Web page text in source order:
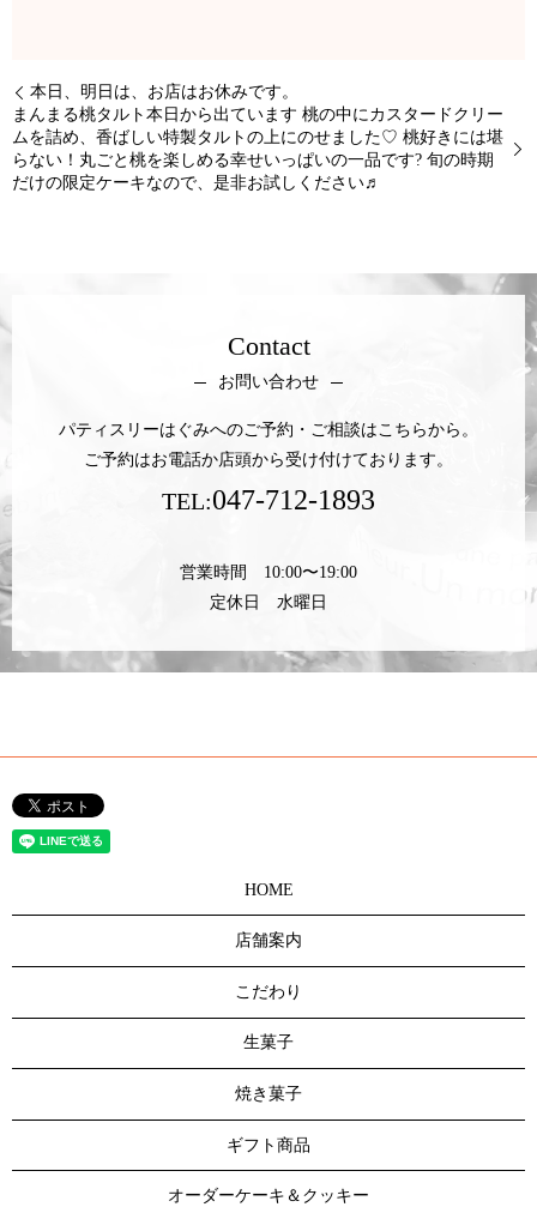
本日、明日は、お店はお休みです。
まんまる桃タルト本日から出ています 桃の中にカスタードクリー
ムを詰め、香ばしい特製タルトの上にのせました♡ 桃好きには堪
らない！丸ごと桃を楽しめる幸せいっぱいの一品です? 旬の時期
だけの限定ケーキなので、是非お試しください♬
Contact
お問い合わせ
パティスリーはぐみへのご予約・ご相談はこちらから。
ご予約はお電話か店頭から受け付けております。
TEL:047-712-1893
営業時間 10:00〜19:00
定休日 水曜日
HOME
店舗案内
こだわり
生菓子
焼き菓子
ギフト商品
オーダーケーキ＆クッキー